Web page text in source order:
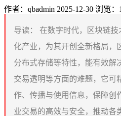
作者：qbadmin 2025-12-30 浏览：
导读：
在数字时代，区块链
化产业，为其开创全新格局，
分布式存储等特性，能有效解
交易透明等方面的难题，它可
作、传播与使用信息，保障创
业交易的高效与安全，推动各